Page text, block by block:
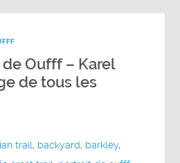
Oufff – Karel
de tous les
trail, backyard, barkley,